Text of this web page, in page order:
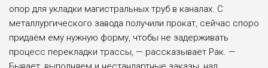
опор для укладки магистральных труб в каналах. С
металлургического завода получили прокат, сейчас споро
придаём ему нужную форму, чтобы не задерживать
процесс перекладки трассы, — рассказывает Рак. —